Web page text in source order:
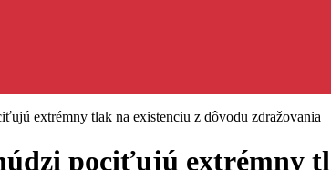
extrémny tlak na existenciu z dôvodu zdražovania
pociťujú extrémny